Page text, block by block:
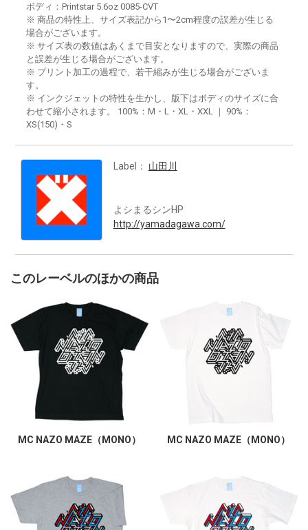
ボディ：Printstar 5.6oz 0085-CVT
※ 商品の特性上、サイズ表記から1〜2cm程度の誤差が生じる
場合がございます。
※ サイズ表の数値はあくまで目安となりますので、実際の商品
と誤差が生じる場合がございます。
※ プリント加工の過程で、若干縮みが生じる場合がございま
す。
※ インクジェットの特性を生かし、版下はボディのサイズに合
わせて縮小されます。 100%：M・L・XL・XXL ｜ 90%：
XS(150)・S
Label： 山田川
よシまるシンHP
http://yamadagawa.com/
このレーベルのほかの商品
MC NAZO MAZE（MONO） MC NAZO MAZE（MONO）